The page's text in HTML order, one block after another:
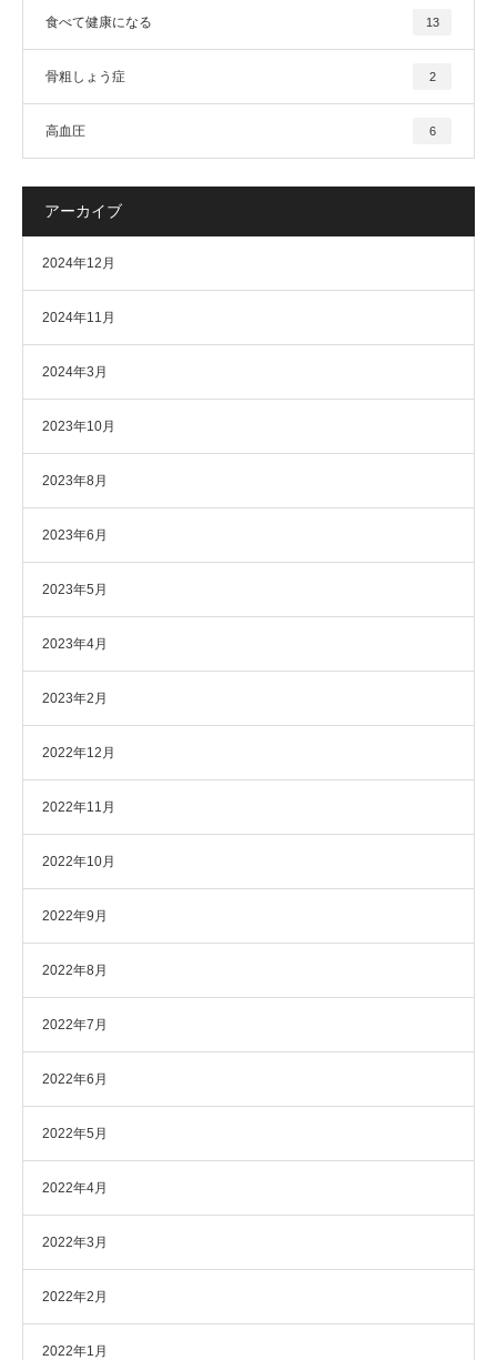
食べて健康になる 13
骨粗しょう症 2
高血圧 6
アーカイブ
2024年12月
2024年11月
2024年3月
2023年10月
2023年8月
2023年6月
2023年5月
2023年4月
2023年2月
2022年12月
2022年11月
2022年10月
2022年9月
2022年8月
2022年7月
2022年6月
2022年5月
2022年4月
2022年3月
2022年2月
2022年1月